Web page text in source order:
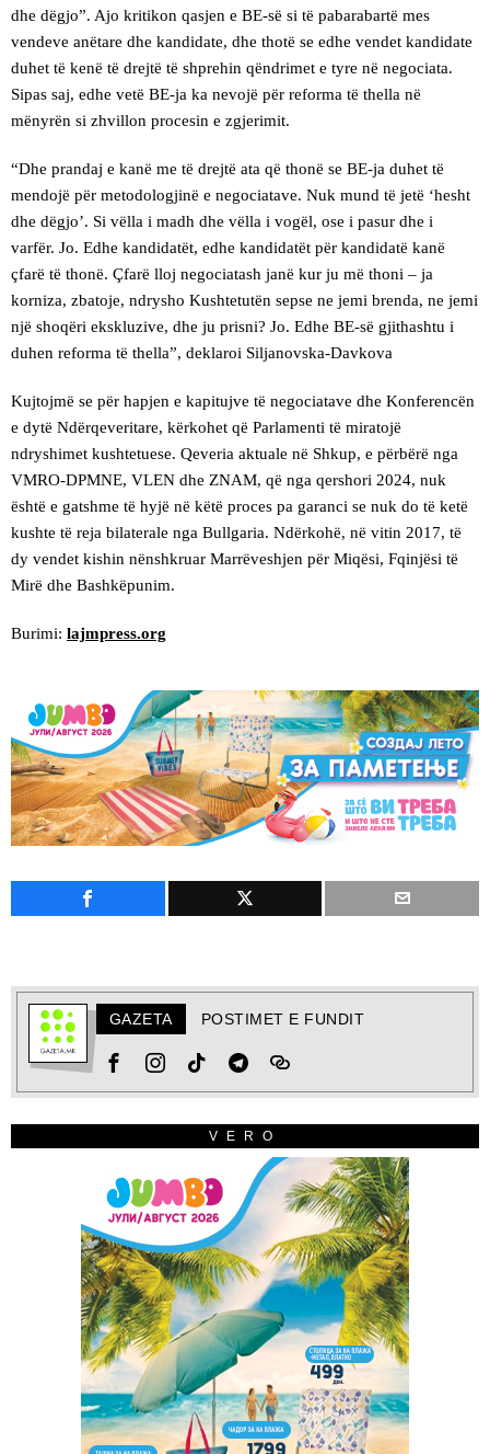
dhe dëgjo”. Ajo kritikon qasjen e BE-së si të pabarabartë mes
vendeve anëtare dhe kandidate, dhe thotë se edhe vendet kandidate
duhet të kenë të drejtë të shprehin qëndrimet e tyre në negociata.
Sipas saj, edhe vetë BE-ja ka nevojë për reforma të thella në
mënyrën si zhvillon procesin e zgjerimit.
“Dhe prandaj e kanë me të drejtë ata që thonë se BE-ja duhet të
mendojë për metodologjinë e negociatave. Nuk mund të jetë ‘hesht
dhe dëgjo’. Si vëlla i madh dhe vëlla i vogël, ose i pasur dhe i
varfër. Jo. Edhe kandidatët, edhe kandidatët për kandidatë kanë
çfarë të thonë. Çfarë lloj negociatash janë kur ju më thoni – ja
korniza, zbatoje, ndrysho Kushtetutën sepse ne jemi brenda, ne jemi
një shoqëri ekskluzive, dhe ju prisni? Jo. Edhe BE-së gjithashtu i
duhen reforma të thella”, deklaroi Siljanovska-Davkova
Kujtojmë se për hapjen e kapitujve të negociatave dhe Konferencën
e dytë Ndërqeveritare, kërkohet që Parlamenti të miratojë
ndryshimet kushtetuese. Qeveria aktuale në Shkup, e përbërë nga
VMRO-DPMNE, VLEN dhe ZNAM, që nga qershori 2024, nuk
është e gatshme të hyjë në këtë proces pa garanci se nuk do të ketë
kushte të reja bilaterale nga Bullgaria. Ndërkohë, në vitin 2017, të
dy vendet kishin nënshkruar Marrëveshjen për Miqësi, Fqinjësi të
Mirë dhe Bashkëpunim.
Burimi: lajmpress.org
GAZETA POSTIMET E FUNDIT
VERO